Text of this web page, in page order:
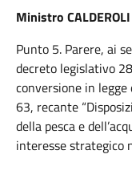
Ministro CALDEROLI
Punto 5. Parere, ai
decreto legislativo
conversione in
63, recante
della pesca e
interesse strategico